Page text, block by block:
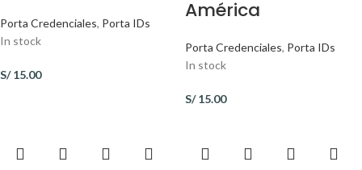
Porta Credenciales, Porta IDs
In stock
S/15.00
América
Porta Credenciales, Porta IDs
In stock
S/15.00